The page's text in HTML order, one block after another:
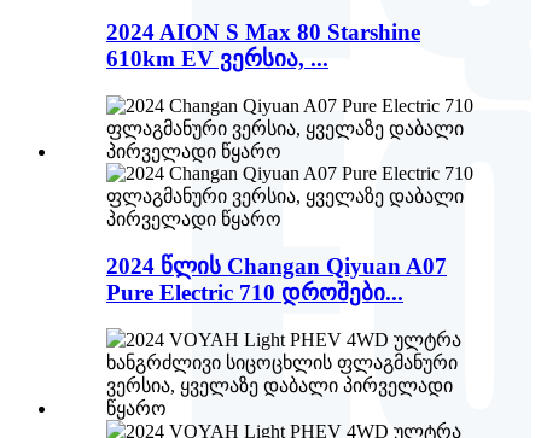
2024 AION S Max 80 Starshine
610km EV ვერსია, ...
2024 წლის Changan Qiyuan A07
Pure Electric 710 დროშები...